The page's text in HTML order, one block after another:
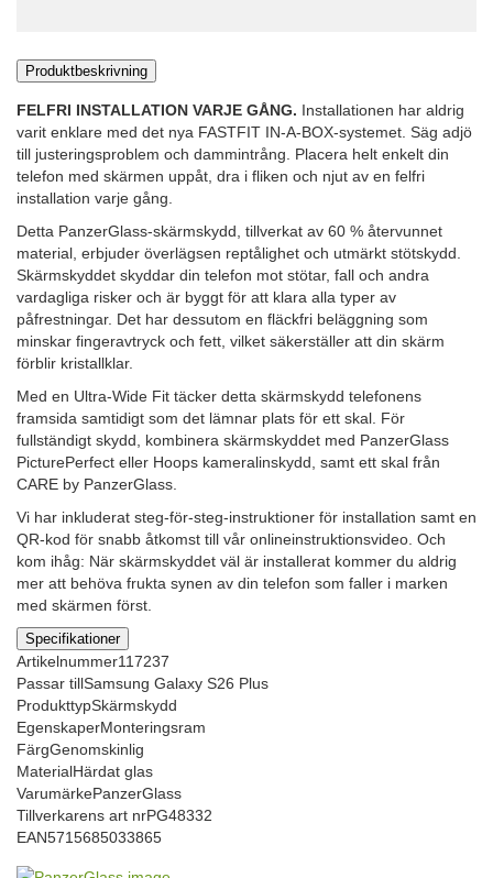
Produktbeskrivning
FELFRI INSTALLATION VARJE GÅNG. Installationen har aldrig
varit enklare med det nya FASTFIT IN-A-BOX-systemet. Säg adjö
till justeringsproblem och dammintrång. Placera helt enkelt din
telefon med skärmen uppåt, dra i fliken och njut av en felfri
installation varje gång.
Detta PanzerGlass-skärmskydd, tillverkat av 60 % återvunnet
material, erbjuder överlägsen reptålighet och utmärkt stötskydd.
Skärmskyddet skyddar din telefon mot stötar, fall och andra
vardagliga risker och är byggt för att klara alla typer av
påfrestningar. Det har dessutom en fläckfri beläggning som
minskar fingeravtryck och fett, vilket säkerställer att din skärm
förblir kristallklar.
Med en Ultra-Wide Fit täcker detta skärmskydd telefonens
framsida samtidigt som det lämnar plats för ett skal. För
fullständigt skydd, kombinera skärmskyddet med PanzerGlass
PicturePerfect eller Hoops kameralinskydd, samt ett skal från
CARE by PanzerGlass.
Vi har inkluderat steg-för-steg-instruktioner för installation samt en
QR-kod för snabb åtkomst till vår onlineinstruktionsvideo. Och
kom ihåg: När skärmskyddet väl är installerat kommer du aldrig
mer att behöva frukta synen av din telefon som faller i marken
med skärmen först.
Specifikationer
Artikelnummer117237
Passar tillSamsung Galaxy S26 Plus
ProdukttypSkärmskydd
EgenskaperMonteringsram
FärgGenomskinlig
MaterialHärdat glas
VarumärkePanzerGlass
Tillverkarens art nrPG48332
EAN5715685033865